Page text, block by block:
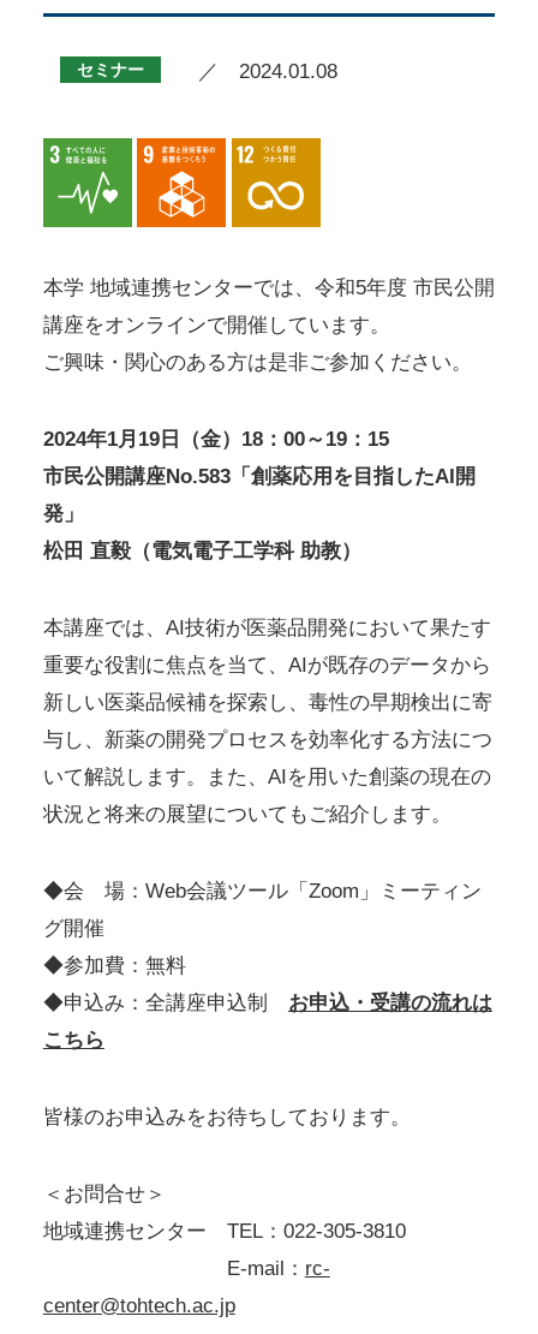
セミナー ／ 2024.01.08
本学 地域連携センターでは、令和5年度 市民公開
講座をオンラインで開催しています。
ご興味・関心のある方は是非ご参加ください。
2024年1月19日（金）18：00～19：15
市民公開講座No.583「創薬応用を目指したAI開
発」
松田 直毅（電気電子工学科 助教）
本講座では、AI技術が医薬品開発において果たす
重要な役割に焦点を当て、AIが既存のデータから
新しい医薬品候補を探索し、毒性の早期検出に寄
与し、新薬の開発プロセスを効率化する方法につ
いて解説します。また、AIを用いた創薬の現在の
状況と将来の展望についてもご紹介します。
◆会 場：Web会議ツール「Zoom」ミーティン
グ開催
◆参加費：無料
◆申込み：全講座申込制 お申込・受講の流れは
こちら
皆様のお申込みをお待ちしております。
＜お問合せ＞
地域連携センター TEL：022-305-3810
E-mail： rc-
center@tohtech.ac.jp